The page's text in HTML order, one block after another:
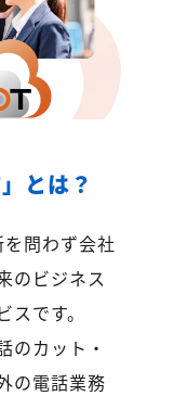
とは？
問わず会社
のビジネス
です。
のカット・
の電話業務